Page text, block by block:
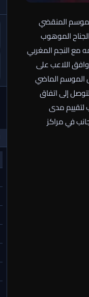
المنقضي
الموهوب
مع النجم المغربي
اللاعب على
الموسم الماضي
إلى اتفاق
لتقييم مدى
في مراكز